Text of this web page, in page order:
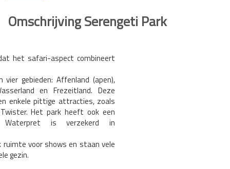
Omschrijving Serengeti Park
het safari-aspect combineert
gebieden: Affenland (apen),
en Frezeitland. Deze
enkele pittige attracties, zoals
Het park heeft ook een
Waterpret is verzekerd in
voor shows en staan vele
gezin.